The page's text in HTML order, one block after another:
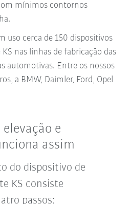
mínimos contornos
uso cerca de 150 dispositivos
nas linhas de fabricação das
automotivas. Entre os nossos
a BMW, Daimler, Ford, Opel
e
assim
do dispositivo de
KS consiste
passos: